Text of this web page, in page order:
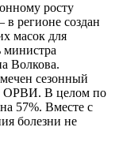
росту
регионе создан
масок для
министра
Волкова.
сезонный
ОРВИ. В целом по
57%. Вместе с
болезни не